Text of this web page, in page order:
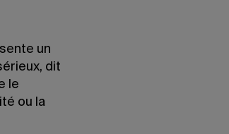
un
dit
le
ou la